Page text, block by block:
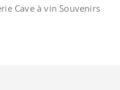
Cave à vin Souvenirs